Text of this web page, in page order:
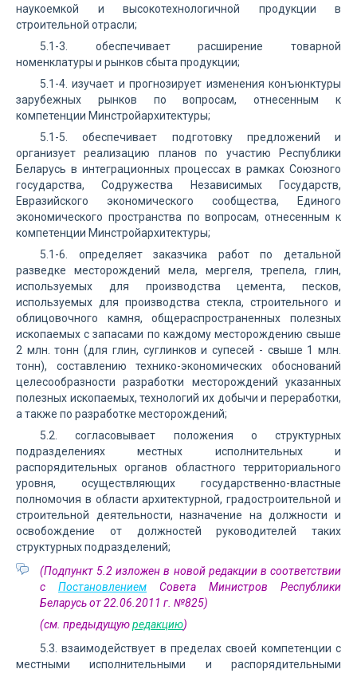
наукоемкой и высокотехнологичной продукции в
строительной отрасли;
5.1-3. обеспечивает расширение товарной
номенклатуры и рынков сбыта продукции;
5.1-4. изучает и прогнозирует изменения конъюнктуры
зарубежных рынков по вопросам, отнесенным к
компетенции Минстройархитектуры;
5.1-5. обеспечивает подготовку предложений и
организует реализацию планов по участию Республики
Беларусь в интеграционных процессах в рамках Союзного
государства, Содружества Независимых Государств,
Евразийского экономического сообщества, Единого
экономического пространства по вопросам, отнесенным к
компетенции Минстройархитектуры;
5.1-6. определяет заказчика работ по детальной
разведке месторождений мела, мергеля, трепела, глин,
используемых для производства цемента, песков,
используемых для производства стекла, строительного и
облицовочного камня, общераспространенных полезных
ископаемых с запасами по каждому месторождению свыше
2 млн. тонн (для глин, суглинков и супесей - свыше 1 млн.
тонн), составлению технико-экономических обоснований
целесообразности разработки месторождений указанных
полезных ископаемых, технологий их добычи и переработки,
а также по разработке месторождений;
5.2. согласовывает положения о структурных
подразделениях местных исполнительных и
распорядительных органов областного территориального
уровня, осуществляющих государственно-властные
полномочия в области архитектурной, градостроительной и
строительной деятельности, назначение на должности и
освобождение от должностей руководителей таких
структурных подразделений;
(Подпункт 5.2 изложен в новой редакции в соответствии
с Постановлением Совета Министров Республики
Беларусь от 22.06.2011 г. №825)
(см. предыдущуюредакцию)
5.3. взаимодействует в пределах своей компетенции с
местными исполнительными и распорядительными